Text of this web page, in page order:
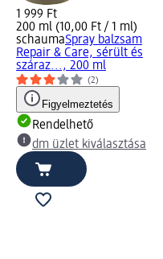
1 999 Ft
200 ml (10,00 Ft / 1 ml)
schaumaSpray balzsam
Repair & Care, sérült és
száraz..., 200 ml
(2)
Figyelmeztetés
Rendelhető
dm üzlet kiválasztása